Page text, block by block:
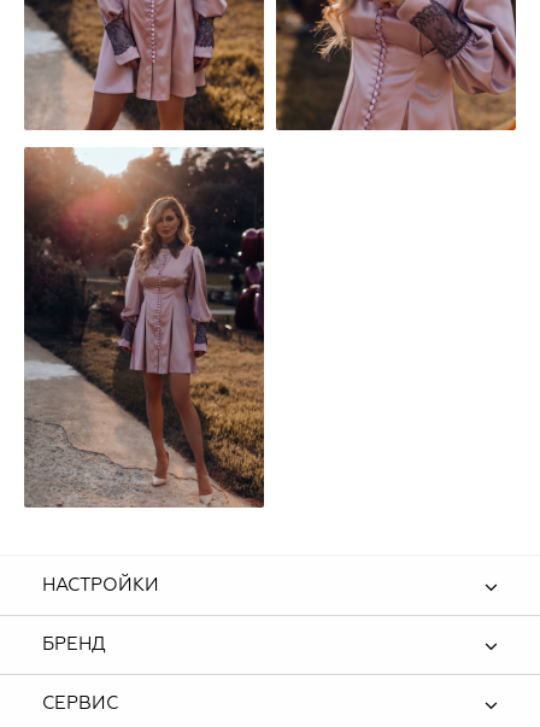
НАСТРОЙКИ
БРЕНД
СЕРВИС